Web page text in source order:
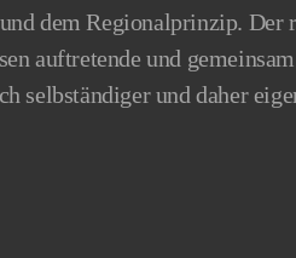
dem Regionalprinzip. Der
auftretende und
selbständiger und daher